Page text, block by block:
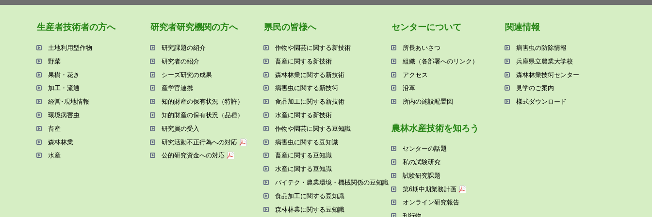
⽣産者技術者の⽅へ
⼟地利⽤型作物
野菜
果樹・花き
加⼯・流通
経営･現地情報
環境病害⾍
畜産
森林林業
⽔産
研究者研究機関の⽅へ
研究課題の紹介
研究者の紹介
シーズ研究の成果
産学官連携
知的財産の保有状況（特許）
知的財産の保有状況（品種）
研究員の受⼊
研究活動不正⾏為への対応
公的研究資金への対応
県⺠の皆様へ
作物や園芸に関する新技術
畜産に関する新技術
森林林業に関する新技術
病害⾍に関する新技術
⾷品加⼯に関する新技術
⽔産に関する新技術
作物や園芸に関する⾖知識
病害⾍に関する⾖知識
畜産に関する⾖知識
⽔産に関する⾖知識
バイテク・農業環境・機械関係の⾖知識
⾷品加⼯に関する⾖知識
森林林業に関する⾖知識
センターについて
所⻑あいさつ
組織（各部署へのリンク）
アクセス
沿⾰
所内の施設配置図
農林⽔産技術を知ろう
センターの話題
私の試験研究
試験研究課題
第6期中期業務計画
オンライン研究報告
関連情報
病害⾍の防除情報
兵庫県⽴農業⼤学校
森林林業技術センター
⾒学のご案内
様式ダウンロード